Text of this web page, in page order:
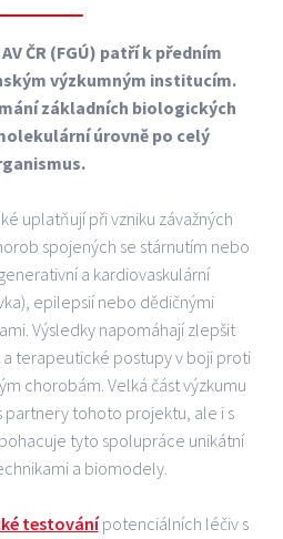
ČR (FGÚ) patří k předním
výzkumným institucím.
základních biologických
úrovně po celý
uplatňují při vzniku závažných
spojených se stárnutím nebo
a kardiovaskulární
epilepsií nebo dědičnými
Výsledky napomáhají zlepšit
terapeutické postupy v boji proti
chorobám. Velká část výzkumu
partnery tohoto projektu, ale i s
tyto spolupráce unikátní
a biomodely.
testovánípotenciálních léčiv s